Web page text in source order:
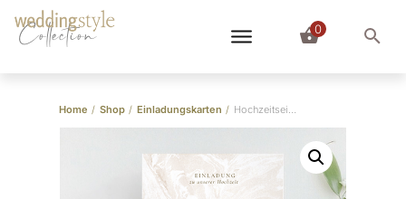
Collection 0
Home / Shop / Einladungskarten / Hochzeitseinladung “Marvel”